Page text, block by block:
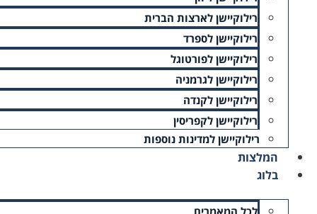
רילוקיישן לארצות הברית
רילוקיישן לספרד
רילוקיישן לפורטוגל
רילוקיישן לגרמניה
רילוקיישן לקנדה
רילוקיישן לקפריסין
רילוקיישן למדינות נוספות
המלצות
בלוג
לכל המאמרים
בהרשמה אני מאשר/ת קבלת מסרים פרסומיים במייל (ניתן
אני מאשר/ת שקראתי את
שלח בקשה